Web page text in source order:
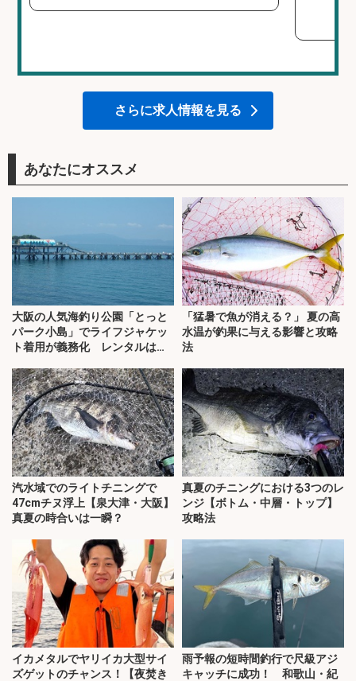
さらに求人情報を見る
あなたにオススメ
大阪の人気海釣り公園「とっと
パーク小島」でライフジャケッ
ト着用が義務化 レンタルはオ
「猛暑で魚が消える？」 夏の高
水温が釣果に与える影響と攻略
法
汽水域でのライトチニングで
47cmチヌ浮上【泉大津・大阪】
真夏の時合いは一瞬？
真夏のチニングにおける3つのレ
ンジ【ボトム・中層・トップ】
攻略法
イカメタルでヤリイカ大型サイ
ズゲットのチャンス！【夜焚き
雨予報の短時間釣行で尺級アジ
キャッチに成功！ 和歌山・紀